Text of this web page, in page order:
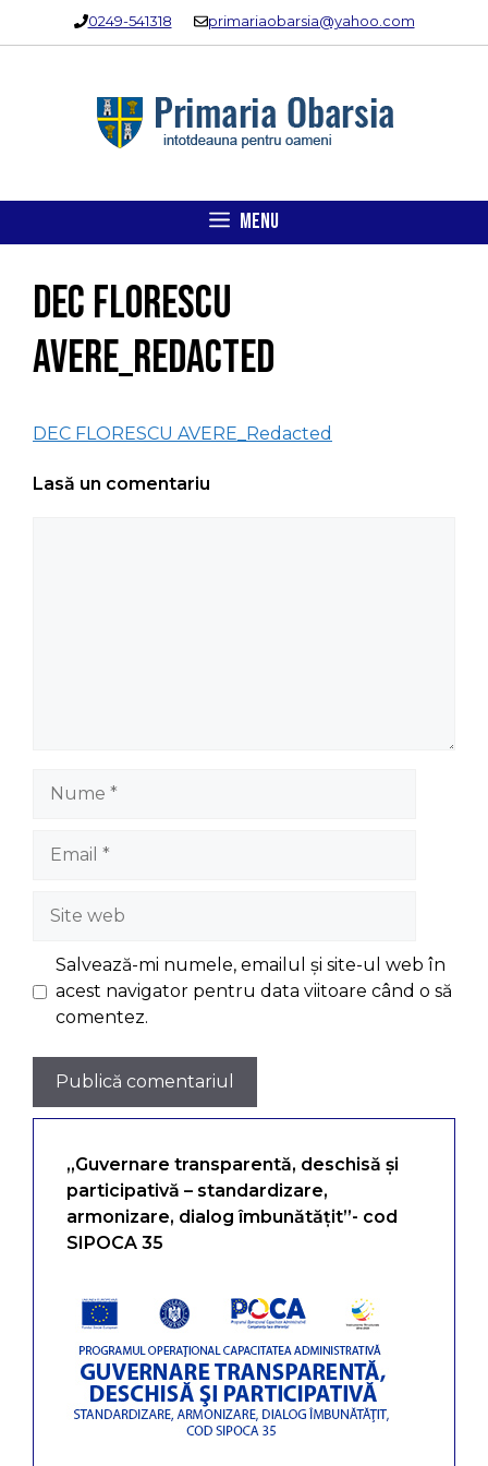
0249-541318 primariaobarsia@yahoo.com
MENU
DEC FLORESCU
AVERE_Redacted
DEC FLORESCU AVERE_Redacted
Lasă un comentariu
Site
web
Salvează-mi numele, emailul și site-ul web în
acest navigator pentru data viitoare când o să
comentez.
„Guvernare transparentă, deschisă și
participativă – standardizare,
armonizare, dialog îmbunătățit”- cod
SIPOCA 35